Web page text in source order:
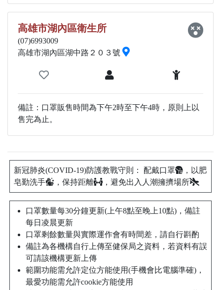
高雄市湖內區衛生所
(07)6993009
高雄市湖內區湖中路２０３號
備註：口罩販售時間為下午2時至下午4時，原則上以
售完為止。
新冠肺炎(COVID-19)防護教戰守則： 配戴口罩
，以肥
皂勤洗手
，保持距離 ，避免出入人潮擁擠場所
口罩數量每30分鐘更新(上午8點至晚上10點)，備註
每日凌晨更新
口罩剩餘數量與實際運作會有時間差，請自行斟酌
備註為各機構自行上傳至健保局之資料，若資料有誤
可請該機構更新上傳
範圍功能需允許定位方能使用(手機會比電腦準確)，
最愛功能需允許cookie方能使用